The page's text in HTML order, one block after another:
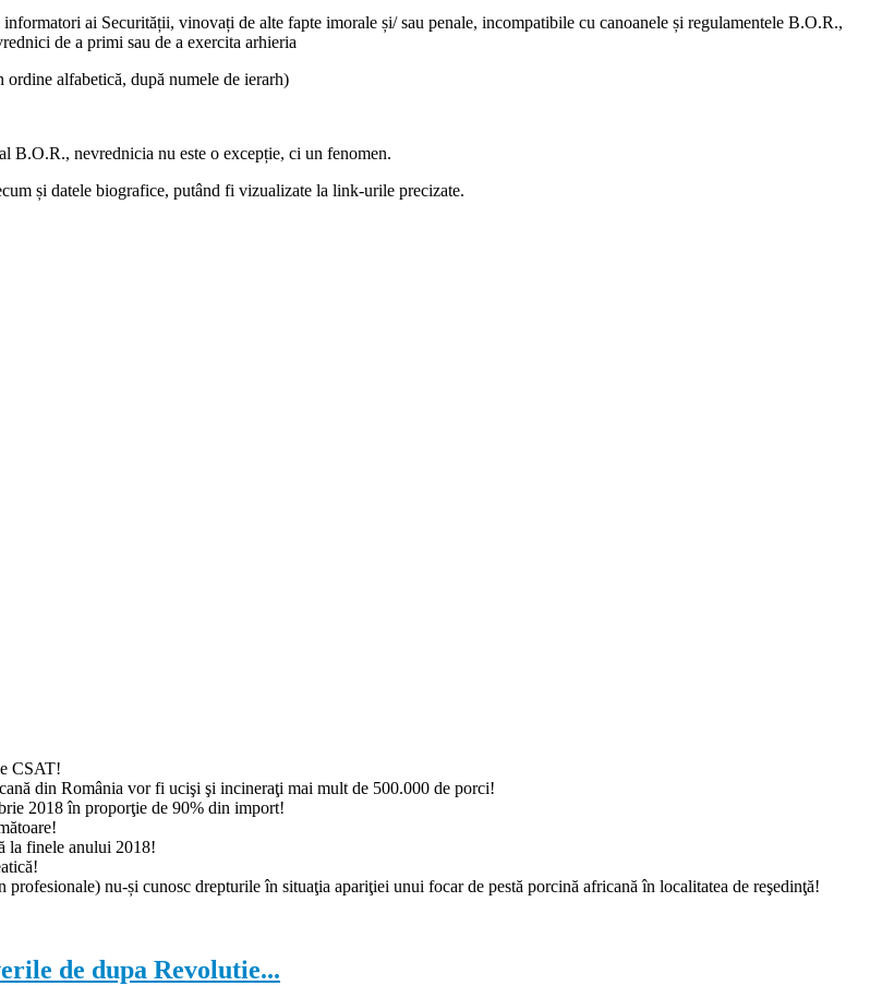
ai Securității, vinovați de alte fapte imorale și/ sau penale, incompatibile cu canoanele și regulamentele B.O.R.,
de a primi sau de a exercita arhieria
ordine alfabetică, după numele de ierarh)
B.O.R., nevrednicia nu este o excepție, ci un fenomen.
și datele biografice, putând fi vizualizate la link-urile precizate.
CSAT!
din România vor fi ucişi şi incineraţi mai mult de 500.000 de porci!
2018 în proporţie de 90% din import!
la finele anului 2018!
nu-și cunosc drepturile în situaţia apariţiei unui focar de pestă porcină africană în localitatea de reşedinţă!
de dupa Revolutie...